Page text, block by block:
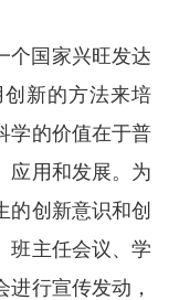
个国家兴旺发达
新的方法来培
学的价值在于普
应用和发展。为
的创新意识和创
班主任会议、学
行宣传发动，